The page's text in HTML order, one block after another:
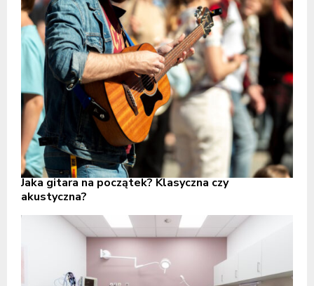
Jaka gitara na początek? Klasyczna czy
akustyczna?